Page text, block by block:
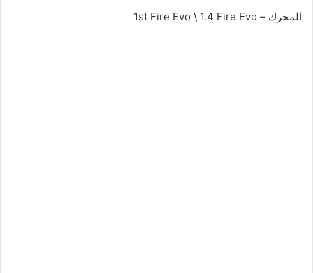
المحرك – 1st Fire Evo \ 1.4 Fire Evo